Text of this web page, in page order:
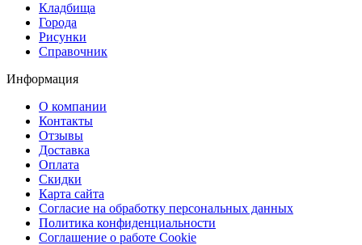
Кладбища
Города
Рисунки
Справочник
Информация
О компании
Контакты
Отзывы
Доставка
Оплата
Скидки
Карта сайта
Согласие на обработку персональных данных
Политика конфиденциальности
Соглашение о работе Cookie